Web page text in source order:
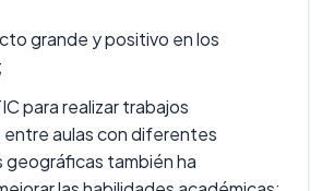
grande y positivo en los
para realizar trabajos
aulas con diferentes
geográficas también ha